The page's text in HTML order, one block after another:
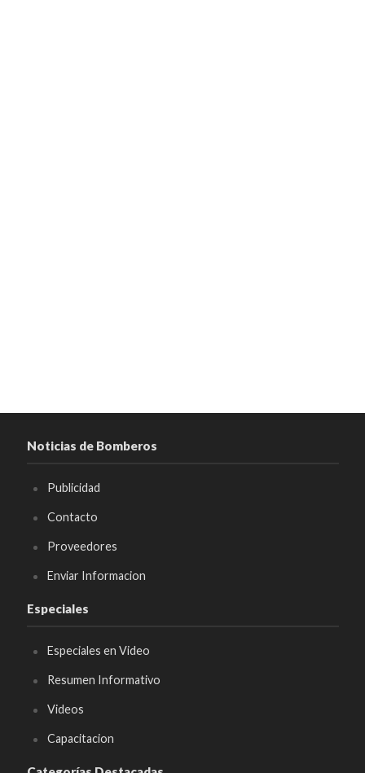
Noticias de Bomberos
Publicidad
Contacto
Proveedores
Enviar Informacion
Especiales
Especiales en Video
Resumen Informativo
Videos
Capacitacion